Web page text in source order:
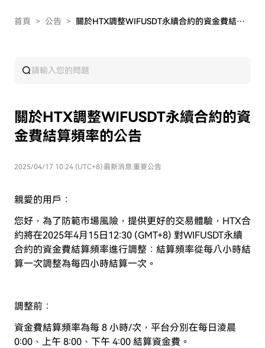
首頁 > 公告 > 關於HTX調整WIFUSDT永續合約的資金費結算頻率的公告
關於HTX調整WIFUSDT永續合約的資
金費結算頻率的公告
2025/04/17 10:24 (UTC+8)最新消息重要公告
親愛的用戶：
您好，為了防範市場風險，提供更好的交易體驗，HTX合
約將在2025年4月15日12:30 (GMT+8) 對WIFUSDT永續
合約的資金費結算頻率進行調整：結算頻率從每八小時結
算一次調整為每四小時結算一次。
調整前：
資金費結算頻率為每 8 小時/次，平台分別在每日淩晨
0:00、上午 8:00、下午 4:00 結算資金費。